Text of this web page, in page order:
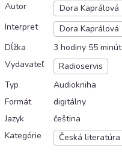
Autor
Dora Kaprálová
Interpret
Dora Kaprálová
Dĺžka
3 hodiny 55 minút
Vydavateľ
Radioservis
Typ
Audiokniha
Formát
digitálny
Jazyk
čeština
Kategórie
Česká literatúra